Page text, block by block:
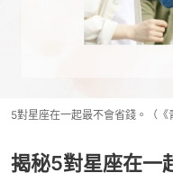
5對星座在一起最不會省錢。（《
揭秘5對星座在一